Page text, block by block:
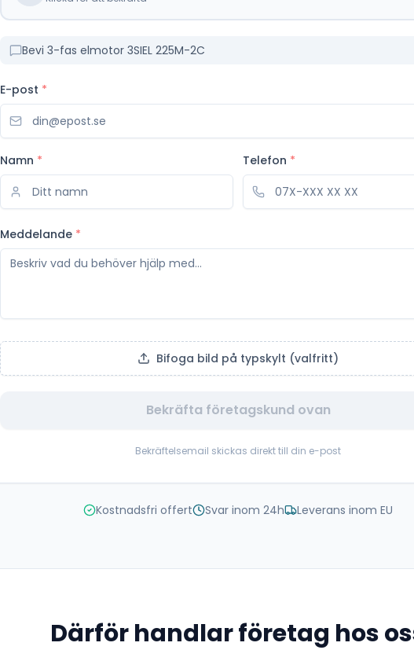
Bevi 3-fas elmotor 3SIEL 225M-2C
E-post *
Namn * Telefon *
Meddelande *
Bifoga bild på typskylt (valfritt)
Bekräfta företagskund ovan
Bekräftelsemail skickas direkt till din e-post
Kostnadsfri offert Svar inom 24h Leverans inom EU
Därför handlar företag hos